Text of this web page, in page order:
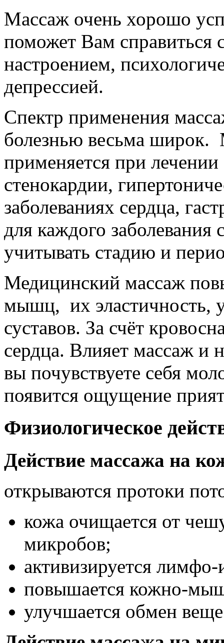
Массаж очень хорошо
поможет Вам справиться
настроением,
депрессией.
Спектр применения
болезнью весьма широк.
применяется при
стенокардии,
заболеваниях сердца,
для каждого
учитывать стадию и
Медицинский массаж
мышц, их эластичность,
суставов. За счёт
сердца. Влияет массаж и
вы почувствуете себя
появится ощущение
Физиологическое
Действие массажа на
открываются протоки
кожа очищается от
микробов;
активизируется
повышается кожно-
улучшается обмен